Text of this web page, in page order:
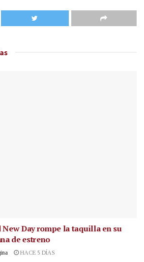
Day rompe la taquilla en su
de estreno
HACE 5 DÍAS